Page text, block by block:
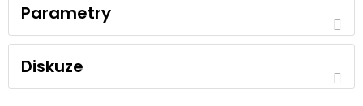
Parametry
Diskuze